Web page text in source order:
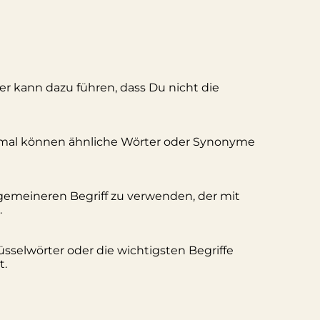
kann dazu führen, dass Du nicht die
können ähnliche Wörter oder Synonyme
Begriff zu verwenden, der mit
oder die wichtigsten Begriffe